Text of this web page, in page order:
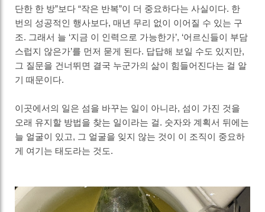
단한 한 방”보다 “작은 반복”이 더 중요하다는 사실이다. 한
번의 성공적인 행사보다, 매년 무리 없이 이어질 수 있는 구
조. 그래서 늘 ‘지금 이 인력으로 가능한가’, ‘어르신들이 부담
스럽지 않은가’를 먼저 묻게 된다. 답답해 보일 수도 있지만,
그 질문을 건너뛰면 결국 누군가의 삶이 힘들어진다는 걸 알
기 때문이다.
이곳에서의 일은 섬을 바꾸는 일이 아니라, 섬이 가진 것을
오래 유지할 방법을 찾는 일이라는 걸. 숫자와 계획서 뒤에는
늘 얼굴이 있고, 그 얼굴을 잊지 않는 것이 이 조직이 중요하
게 여기는 태도라는 것도.